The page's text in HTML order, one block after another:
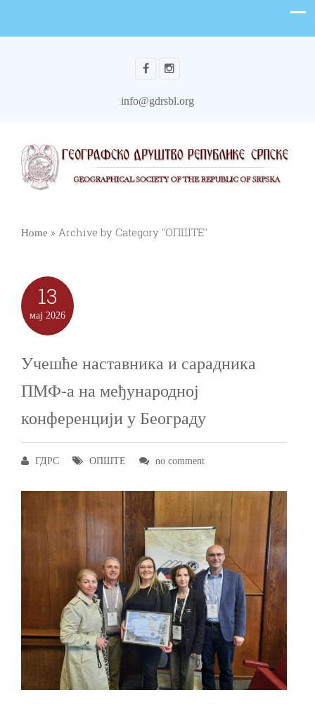
info@gdrsbl.org
Home » Archive by Category "ОПШТЕ"
13
мај 2026
Учешће наставника и сарадника
ПМФ-а на међународној
конференцији у Београду
ГДРС ОПШТЕ no comment